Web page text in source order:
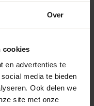
Over
cookies
en advertenties te
media te bieden
Ook delen we
site met onze